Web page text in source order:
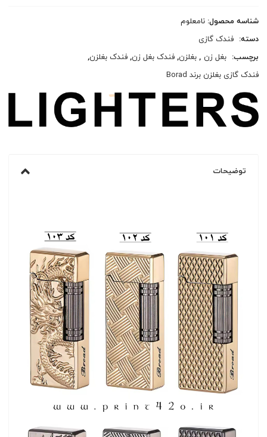
شناسه محصول:نامعلوم
دسته: فندک گازی
برچسب: بغل زن ,بغلزن,فندک بغل زن,فندک بغلزن,
فندک گازی بغلزن برند Borad
توضیحات